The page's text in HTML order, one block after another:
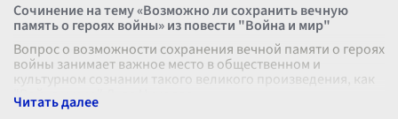
Сочинение на тему «Возможно ли сохранить вечную
память о героях войны» из повести "Война и мир"
Вопрос о возможности сохранения вечной памяти о героях
войны занимает важное место в общественном и
культурном сознании такого великого произведения, как
"Война и мир" Льва Николае